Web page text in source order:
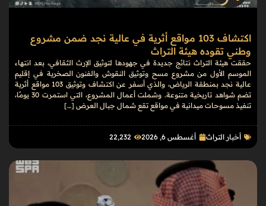
اكتشاف 103 مواقع أثرية في عالية نجد ضمن مشروع
وطني تقوده هيئة التراث
حققت هيئة التراث نتائج جديدة في جهودها لتوثيق الإرث الثقافي، بعد انتهاء
الموسم الأول من مشروع مسح وتوثيق النقوش والفنون الصخرية في إقليم
عالية نجد بمنطقة الرياض، والذي أسفر عن اكتشاف وتوثيق 103 مواقع أثرية
تضم شواهد تاريخية متنوعة. وشملت أعمال المشروع، التي استمرت 30 يومًا،
تنفيذ مسوحات ميدانية في مواقع تقع شمال جبال العرض […]
أخبار التراث أغسطس 6, 2026 22٬232